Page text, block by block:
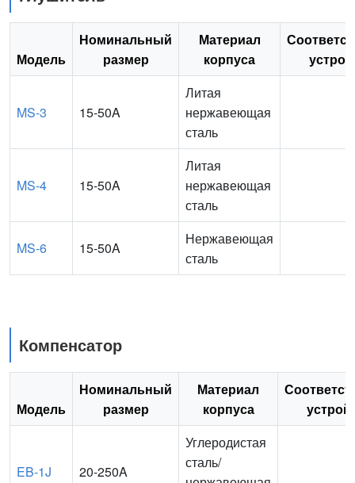
Модель
Номинальный
размер
Материал
корпуса
MS-3 15-50A
Литая
нержавеющая
сталь
MS-4 15-50A
Литая
нержавеющая
сталь
MS-6 15-50A
Нержавеющая
сталь
Компенсатор
Модель
Номинальный
размер
Материал
корпуса
EB-1J 20-250A
Углеродистая
сталь/